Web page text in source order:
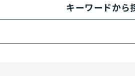
キーワードから